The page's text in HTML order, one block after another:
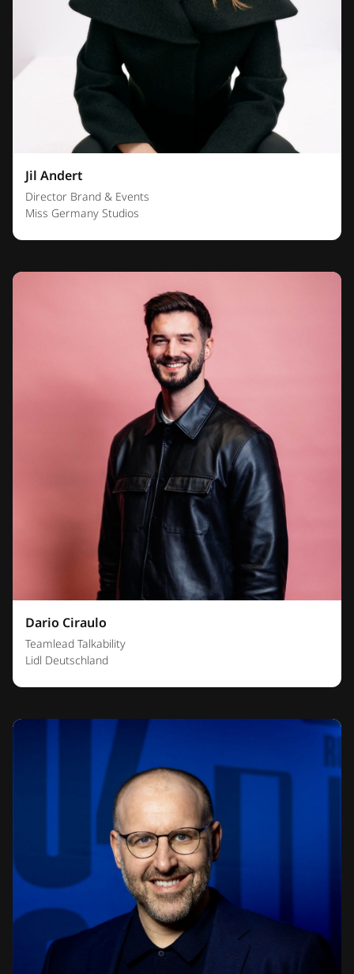
Jil Andert
Director Brand & Events
Miss Germany Studios
Dario Ciraulo
Teamlead Talkability
Lidl Deutschland